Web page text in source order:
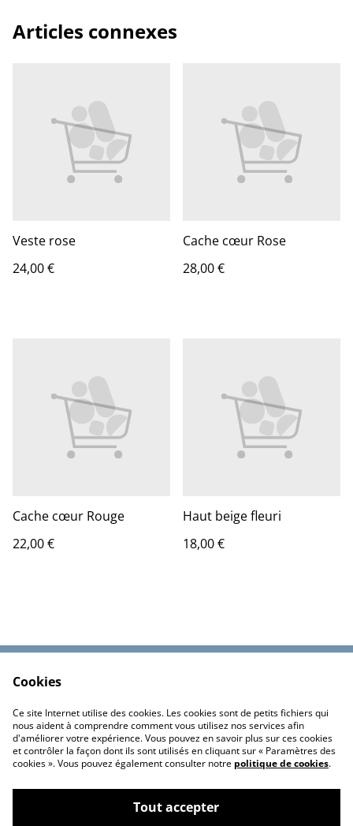
Articles connexes
Veste rose
24,00 €
Cache cœur Rose
28,00 €
Cache cœur Rouge
22,00 €
Haut beige fleuri
18,00 €
Politique de
confidentialité
Politique de cookies
Cookies
Ce site Internet utilise des cookies. Les cookies sont de petits fichiers qui
nous aident à comprendre comment vous utilisez nos services afin
d'améliorer votre expérience. Vous pouvez en savoir plus sur ces cookies
et contrôler la façon dont ils sont utilisés en cliquant sur « Paramètres des
cookies ». Vous pouvez également consulter notre politique de cookies.
Tout accepter